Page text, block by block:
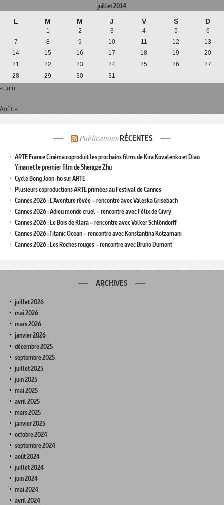
juillet 2014
L M M J V S D
1 2 3 4 5
6
7
8 9 10 11 12
13
14
15 16 17 18 19
20
21
22 23 24 25 26
27
28
29 30 31
« Juin
Août »
Publications RÉCENTES
ARTE France Cinéma coproduit les prochains films de Kira Kovalenko et Diao
Yinan et le premier film de Shengze Zhu
Cycle Bong Joon-ho sur ARTE
Plusieurs coproductions ARTE primées au Festival de Cannes
Cannes 2026 : L’Aventure rêvée – rencontre avec Valeska Grisebach
Cannes 2026 : Adieu monde cruel – rencontre avec Félix de Givry
Cannes 2026 : Le Bois de Klara – rencontre avec Volker Schlöndorff
Cannes 2026 : Titanic Ocean – rencontre avec Konstantina Kotzamani
Cannes 2026 : Les Roches rouges – rencontre avec Bruno Dumont
ARCHIVES
juillet 2026
mai 2026
mars 2026
janvier 2026
décembre 2025
septembre 2025
juillet 2025
juin 2025
mai 2025
avril 2025
mars 2025
janvier 2025
octobre 2024
septembre 2024
août 2024
juillet 2024
juin 2024
mai 2024
avril 2024